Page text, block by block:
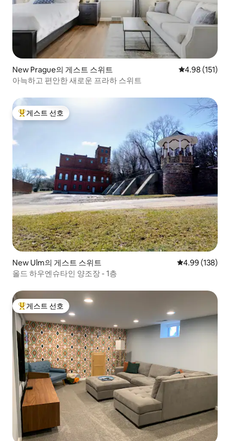
New Prague의 게스트 스위트 평점 4.98점(5
4.98 (151)
아늑하고 편안한 새로운 프라하 스위트
상위 게스트 선호
게스트 선호
New Ulm의 게스트 스위트 평점 4.99점(5
4.99 (138)
올드 하우엔슈타인 양조장 - 1층
상위 게스트 선호
게스트 선호